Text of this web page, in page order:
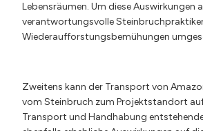
Lebensräumen. Um diese Auswirkungen
verantwortungsvolle
Wiederaufforstungsbemühungen
Zweitens kann der Transport von
vom Steinbruch zum Projektstandort
Transport und Handhabung